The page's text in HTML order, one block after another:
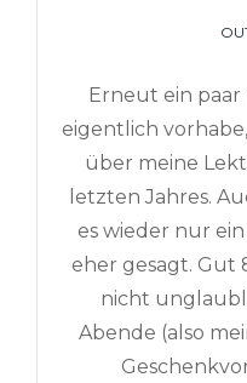
Erneut ein paar
eigentlich
über meine
letzten Jahres.
es wieder nur
eher gesagt. Gut
nicht
Abende (also